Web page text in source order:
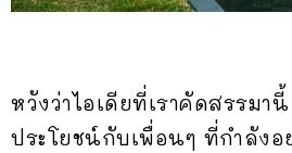
หวังว่าไอเดียที่เราคัดสรรมา
ประโยชน์กับเพื่อนๆ ที่กำลังอ